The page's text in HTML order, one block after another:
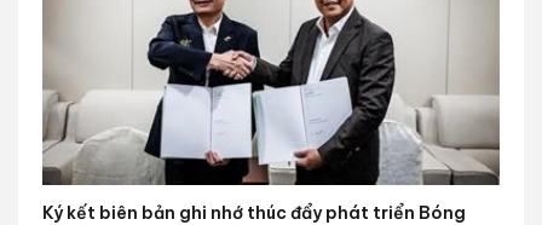
Ký kết biên bản ghi nhớ thúc đẩy phát triển Bóng